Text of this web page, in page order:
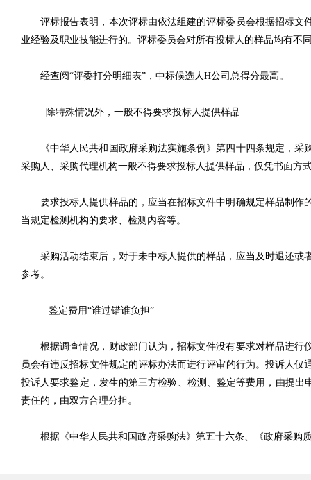
评标报告表明，本次评标由依法组建的评标委员会根据招标
业经验及职业技能进行的。评标委员会对所有投标人的样品均有
经查阅“评委打分明细表”，中标候选人H公司总得分最高。
除特殊情况外，一般不得要求投标人提供样品
《中华人民共和国政府采购法实施条例》第四十四条规定，
采购人、采购代理机构一般不得要求投标人提供样品，仅凭书面
要求投标人提供样品的，应当在招标文件中明确规定样品制
当规定检测机构的要求、检测内容等。
采购活动结束后，对于未中标人提供的样品，应当及时退还
参考。
鉴定费用“谁过错谁负担”
根据调查情况，财政部门认为，招标文件没有要求对样品进
员会有违反招标文件规定的评标办法而进行评审的行为。投诉人
投诉人要求鉴定，发生的第三方检验、检测、鉴定等费用，由提
责任的，由双方合理分担。
根据《中华人民共和国政府采购法》第五十六条、《政府采购